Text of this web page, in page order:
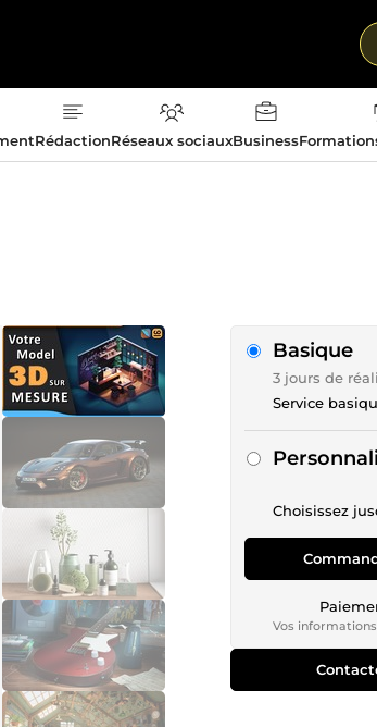
RédactionRéseaux sociauxBusiness
Basique
3 jours de
Service
Choisissez
Vos